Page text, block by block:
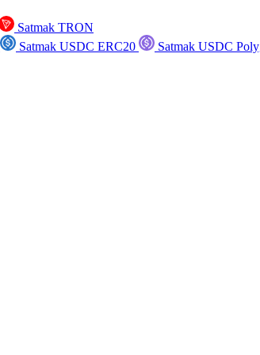
Satmak TRON
Satmak USDC ERC20
Satmak USDC